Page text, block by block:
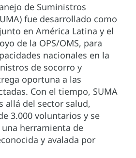
de Suministros
fue desarrollado como
en América Latina y el
de la OPS/OMS, para
nacionales en la
de socorro y
oportuna a las
Con el tiempo, SUMA
allá del sector salud,
3.000 voluntarios y se
herramienta de
y avalada por